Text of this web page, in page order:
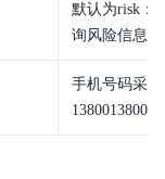
默认为risk：
询风险信息
手机号码采用